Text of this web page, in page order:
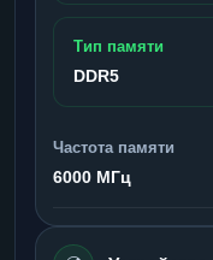
Тип памяти
DDR5
Частота памяти
6000 МГц